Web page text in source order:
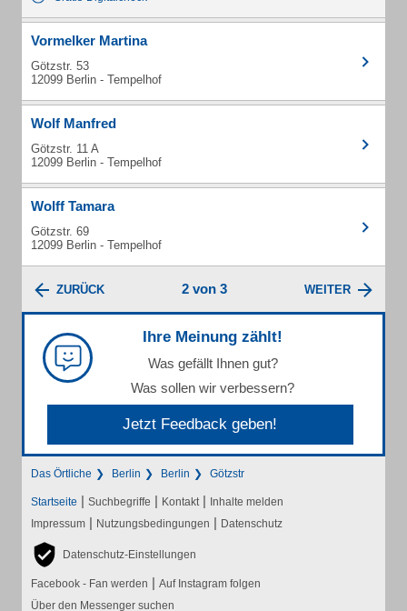
Vormelker Martina
Götzstr. 53
12099 Berlin - Tempelhof
Wolf Manfred
Götzstr. 11 A
12099 Berlin - Tempelhof
Wolff Tamara
Götzstr. 69
12099 Berlin - Tempelhof
ZURÜCK 2 von 3 WEITER
Ihre Meinung zählt!
Was gefällt Ihnen gut?
Was sollen wir verbessern?
Jetzt Feedback geben!
Das Örtliche Berlin Berlin Götzstr
Startseite | Suchbegriffe | Kontakt | Inhalte melden
Impressum | Nutzungsbedingungen | Datenschutz
Datenschutz-Einstellungen
Facebook - Fan werden | Auf Instagram folgen
Über den Messenger suchen